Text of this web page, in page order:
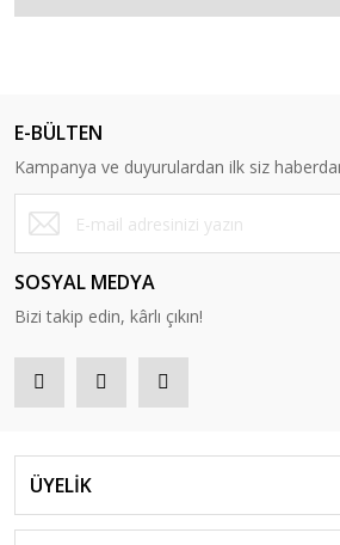
E-BÜLTEN
Kampanya ve duyurulardan ilk siz
SOSYAL MEDYA
Bizi takip edin, kârlı çıkın!
ÜYELİK